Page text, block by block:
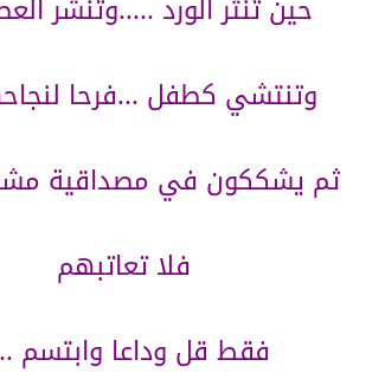
حين تنثر الورد .....وتنشر
وتنتشي كطفل ...فرحا
ثم يشككون في مصداقية
فلا تعاتبهم
فقط قل وداعا وابتسم